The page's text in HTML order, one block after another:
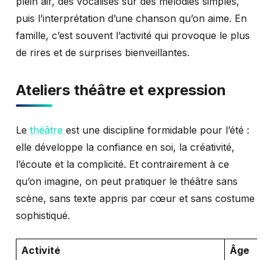
puis l’interprétation d’une chanson qu’on aime. En
famille, c’est souvent l’activité qui provoque le plus
de rires et de surprises bienveillantes.
Ateliers théâtre et expression
Le théâtre est une discipline formidable pour l’été :
elle développe la confiance en soi, la créativité,
l’écoute et la complicité. Et contrairement à ce
qu’on imagine, on peut pratiquer le théâtre sans
scène, sans texte appris par cœur et sans costume
sophistiqué.
Activité
Âge